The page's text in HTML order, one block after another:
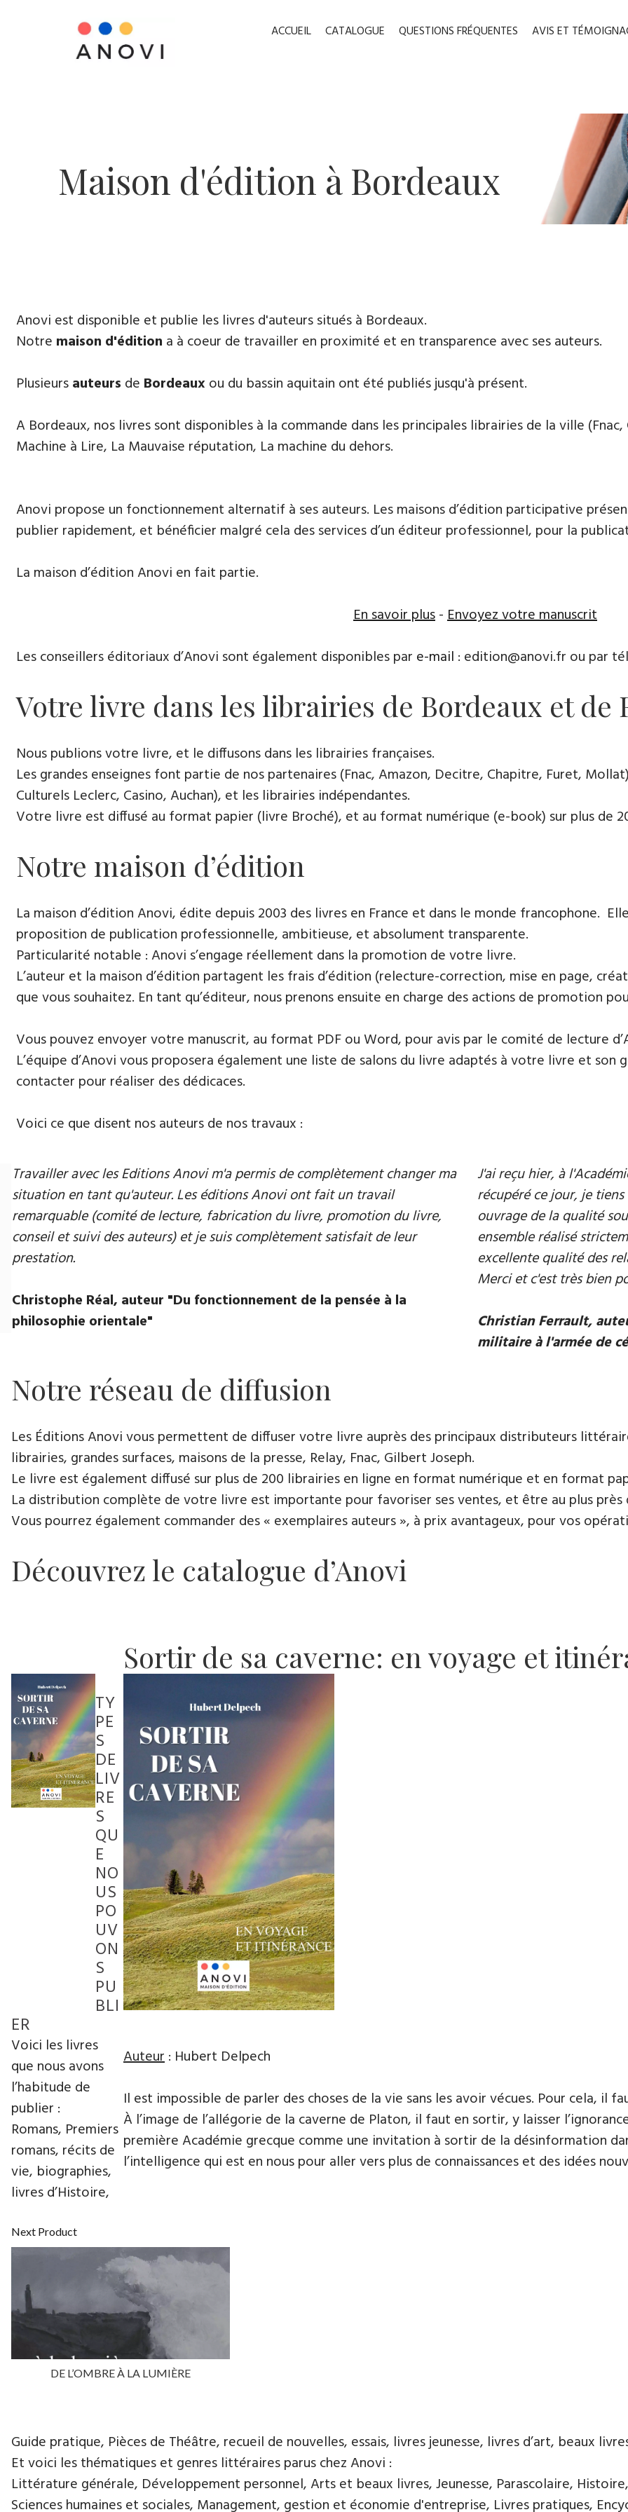
ACCUEIL CATALOGUE QUESTIONS FRÉQUENTES AVIS ET
​Maison d'édition à B​ordeaux
​Anovi est disponible et publie les livres d'auteurs situés à Bordeaux.
Notre maison d'édition a à coeur de travailler en proximité et en transparence avec ses auteurs.
Plusieursauteurs de Bordeauxou du bassin aquitain ont été publiés jusqu'à présent.
A Bordeaux, nos livres sont disponibles à la commande dans les principales librairies de la ville
Machine à Lire, La Mauvaise réputation, La machine du dehors.
Anovi propose un fonctionnement alternatif à ses auteurs. Les maisons d’édition participative
publier rapidement, et bénéficier malgré cela des services d’un éditeur professionnel, pour la
La maison d’édition Anovi en fait partie.
En savoir plus-Envoyez votre manuscrit
Les conseillers éditoriaux d’Anovi sont également disponibles par e-mail : edition@anovi.fr ou par
Votre livre dans les librairies de Bordeaux et de
Nous publions votre livre, et le diffusons dans les librairies françaises​.
Les grandes enseignes font partie de nos partenaires (Fnac, Amazon, Decitre, Chapitre, Furet,
Culturels Leclerc, Casino, Auchan), et les librairies indépendantes.
Votre livre est diffusé au format papier (livre Broché), et au format numérique (e-book) sur plus de
Notre maison d’édition
La maison d’édition Anovi, édite depuis 2003 des livres en France et dans le monde francophone.
proposition de publication professionnelle, ambitieuse, et absolument transparente.
Particularité notable : Anovi s’engage réellement dans la promotion de votre livre.
L’auteur et la maison d’édition partagent les frais d’édition (relecture-correction, mise en page,
que vous souhaitez. En tant qu’éditeur, nous prenons ensuite en charge des actions de promotion
Vous pouvez envoyer votre manuscrit, au format PDF ou Word, pour avis par le comité de lecture
L’équipe d’Anovi vous proposera également une liste de salons du livre adaptés à votre livre et
contacter pour réaliser des dédicaces.
Voici ce que disent nos auteurs de nos travaux :
Travailler avec les Editions Anovi m'a permis de complètement changer ma
situation en tant qu'auteur. Les éditions Anovi ont fait un travail
remarquable (comité de lecture, fabrication du livre, promotion du livre,
conseil et suivi des auteurs) et je suis complètement satisfait de leur
prestation.
Christophe Réal, auteur ​"Du fonctionnement de la pensée à la
philosophie orientale"
J'ai reçu hier, à
récupéré ce jour, je
ouvrage de la qualité
ensemble réalisé
excellente qualité des
Merci et c'est très bien
Christian Ferrault,
militaire à l'armée de
Notre réseau de diffusion
Les Éditions Anovi vous permettent de diffuser votre livre auprès des principaux distributeurs
librairies, grandes surfaces, maisons de la presse, Relay, Fnac, Gilbert Joseph.
Le livre est également diffusé sur plus de 200 librairies en ligne en format numérique et en format
La distribution complète de votre livre est importante pour favoriser ses ventes, et être au plus près
Vous pourrez également commander des « exemplaires auteurs », à prix avantageux, pour vos
Découvrez le catalogue d’Anovi
Sortir de sa caverne: en voyage et
Auteur: Hubert Delpech
Il est impossible de parler des choses de la vie sans les avoir vécues. Pour cela, il
À l’image de l’allégorie de la caverne de Platon, il faut en sortir, y laisser
première Académie grecque comme une invitation à sortir de la désinformation
l’intelligence qui est en nous pour aller vers plus de connaissances et des idées
Next Product
DE L’OMBRE À LA LUMIÈRE
TY
PE
S
DE
LIV
RE
S
QU
E
NO
US
PO
UV
ON
S
PU
BLI
ER
Voici les livres
que nous avons
l’habitude de
publier :
Romans, Premiers
romans, récits de
vie, biographies,
livres d’Histoire,
Guide pratique, Pièces de Théâtre, recueil de nouvelles, essais, livres jeunesse, livres d’art, beaux
Et voici les thématiques et genres littéraires parus chez Anovi :
Littérature générale, Développement personnel, Arts et beaux livres, Jeunesse, Parascolaire,
Sciences humaines et sociales, Management, gestion et économie d'entreprise, Livres pratiques,